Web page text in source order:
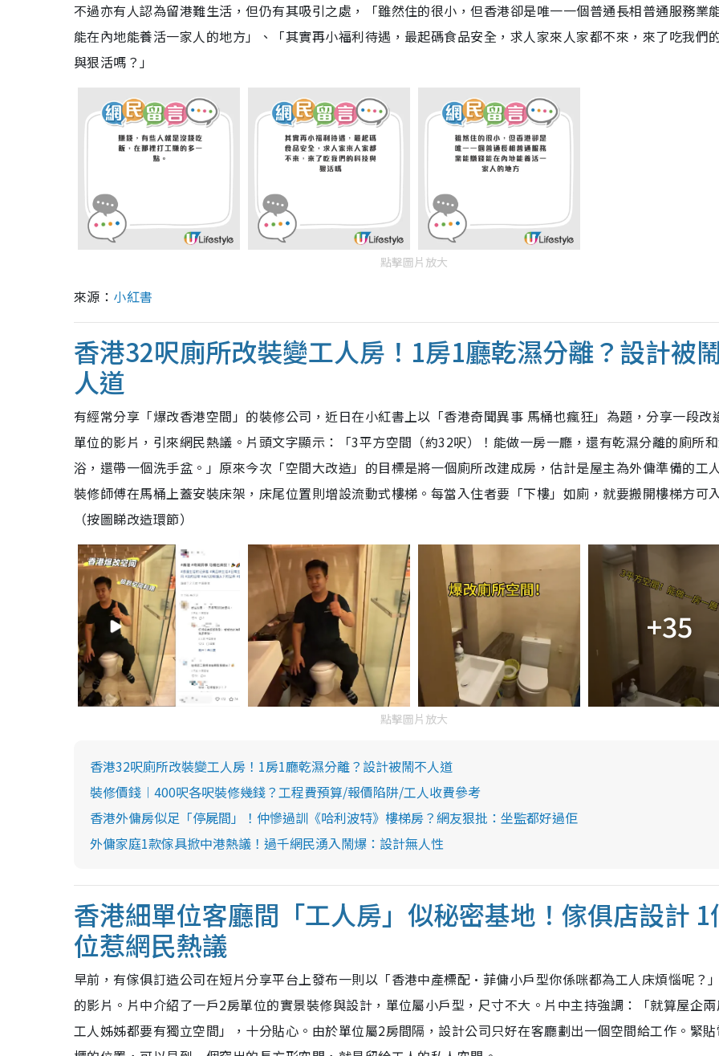
不過亦有人認為留港難生活，但仍有其吸引之處，「雖然住的很小，但香港卻是唯一一個普通長相普通服務業
能在內地能養活一家人的地方」、「其實再小福利待遇，最起碼食品安全，求人家來人家都不來，來了吃我們
與狠活嗎？」
點擊圖片放大
來源： 小紅書
香港32呎廁所改裝變工人房！1房1廳乾濕分離？設計被
人道
有經常分享「爆改香港空間」的裝修公司，近日在小紅書上以「香港奇聞異事 馬桶也瘋狂」為題，分享一段改
單位的影片，引來網民熱議。片頭文字顯示：「3平方空間（約32呎）！能做一房一廳，還有乾濕分離的廁所
浴，還帶一個洗手盆。」原來今次「空間大改造」的目標是將一個廁所改建成房，估計是屋主為外傭準備的工
裝修師傅在馬桶上蓋安裝床架，床尾位置則增設流動式樓梯。每當入住者要「下樓」如廁，就要搬開樓梯方可
（按圖睇改造環節）
+35
點擊圖片放大
香港32呎廁所改裝變工人房！1房1廳乾濕分離？設計被鬧不人道
裝修價錢︱400呎各呎裝修幾錢？工程費預算/報價陷阱/工人收費參考
香港外傭房似足「停屍間」！仲慘過訓《哈利波特》樓梯房？網友狠批：坐監都好過佢
外傭家庭1款傢具掀中港熱議！過千網民湧入鬧爆：設計無人性
香港細單位客廳間「工人房」似秘密基地！傢俱店設計 1
位惹網民熱議
早前，有傢俱訂造公司在短片分享平台上發布一則以「香港中產標配·菲傭小戶型你係咪都為工人床煩惱呢？
的影片。片中介紹了一戶2房單位的實景裝修與設計，單位屬小戶型，尺寸不大。片中主持強調：「就算屋企
工人姊姊都要有獨立空間」，十分貼心。由於單位屬2房間隔，設計公司只好在客廳劃出一個空間給工作。緊